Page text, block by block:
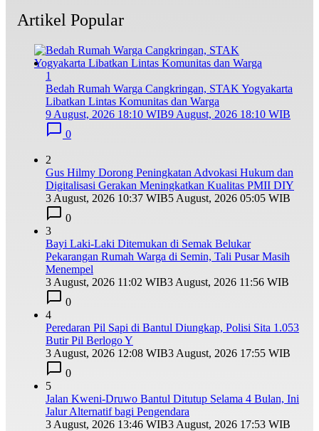
Artikel Popular
1
Bedah Rumah Warga Cangkringan, STAK Yogyakarta
Libatkan Lintas Komunitas dan Warga
9 August, 2026 18:10 WIB9 August, 2026 18:10 WIB
0
2
Gus Hilmy Dorong Peningkatan Advokasi Hukum dan
Digitalisasi Gerakan Meningkatkan Kualitas PMII DIY
3 August, 2026 10:37 WIB5 August, 2026 05:05 WIB
0
3
Bayi Laki-Laki Ditemukan di Semak Belukar
Pekarangan Rumah Warga di Semin, Tali Pusar Masih
Menempel
3 August, 2026 11:02 WIB3 August, 2026 11:56 WIB
0
4
Peredaran Pil Sapi di Bantul Diungkap, Polisi Sita 1.053
Butir Pil Berlogo Y
3 August, 2026 12:08 WIB3 August, 2026 17:55 WIB
0
5
Jalan Kweni-Druwo Bantul Ditutup Selama 4 Bulan, Ini
Jalur Alternatif bagi Pengendara
3 August, 2026 13:46 WIB3 August, 2026 17:53 WIB